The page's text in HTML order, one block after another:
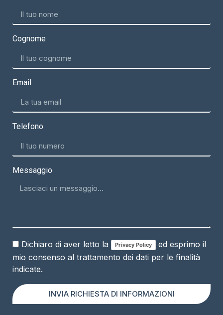
Cognome
Email
Telefono
Messaggio
Dichiaro di aver letto la Privacy Policy
ed esprimo il
mio consenso al trattamento dei dati per le finalità
indicate.
INVIA RICHIESTA DI INFORMAZIONI